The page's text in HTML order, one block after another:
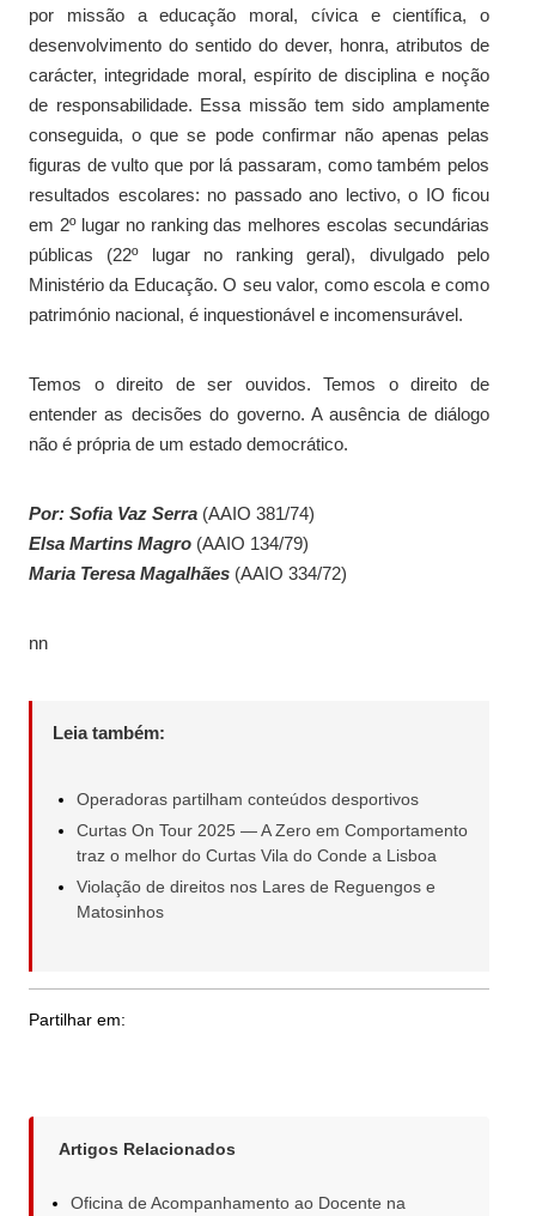
por missão a educação moral, cívica e científica, o
desenvolvimento do sentido do dever, honra, atributos de
carácter, integridade moral, espírito de disciplina e noção
de responsabilidade. Essa missão tem sido amplamente
conseguida, o que se pode confirmar não apenas pelas
figuras de vulto que por lá passaram, como também pelos
resultados escolares: no passado ano lectivo, o IO ficou
em 2º lugar no ranking das melhores escolas secundárias
públicas (22º lugar no ranking geral), divulgado pelo
Ministério da Educação. O seu valor, como escola e como
património nacional, é inquestionável e incomensurável.
Temos o direito de ser ouvidos. Temos o direito de
entender as decisões do governo. A ausência de diálogo
não é própria de um estado democrático.
Por: Sofia Vaz Serra (AAIO 381/74)
Elsa Martins Magro (AAIO 134/79)
Maria Teresa Magalhães (AAIO 334/72)
nn
Leia também:
Operadoras partilham conteúdos desportivos
Curtas On Tour 2025 — A Zero em Comportamento
traz o melhor do Curtas Vila do Conde a Lisboa
Violação de direitos nos Lares de Reguengos e
Matosinhos
Partilhar em:
Artigos Relacionados
Oficina de Acompanhamento ao Docente na